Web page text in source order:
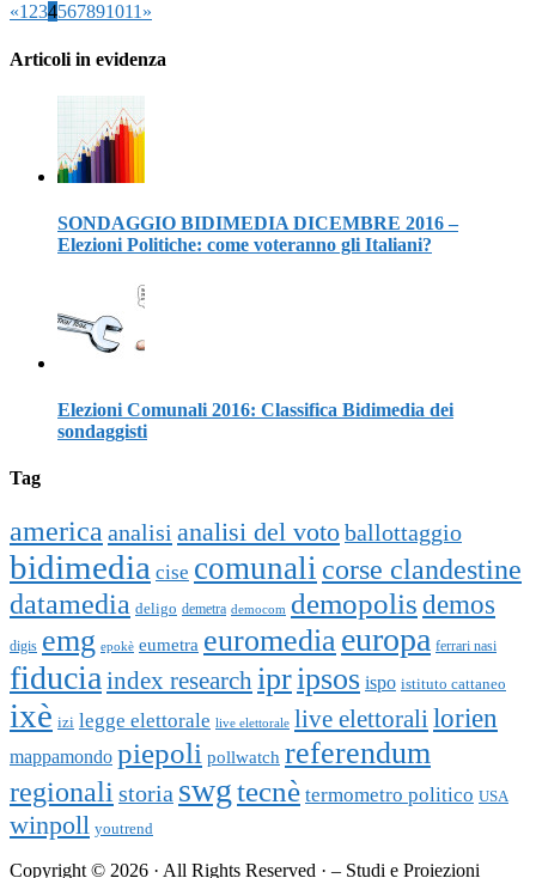
«1234567891011»
Articoli in evidenza
SONDAGGIO BIDIMEDIA DICEMBRE 2016 –
Elezioni Politiche: come voteranno gli Italiani?
Elezioni Comunali 2016: Classifica Bidimedia dei
sondaggisti
Tag
america analisi analisi del votoballottaggio
bidimedia cise comunali corse clandestine
datamedia deligo demetra democom demopolisdemos
digis emg epokè eumetra euromediaeuropa ferrari nasi
fiduciaindex researchipripsos ispo istituto cattaneo
ixè izi legge elettorale live elettorale live elettorali lorien
mappamondo piepoli pollwatch referendum
regionalistoria swgtecnè termometro politico USA
winpoll youtrend
Copyright © 2026 · All Rights Reserved · – Studi e Proiezioni